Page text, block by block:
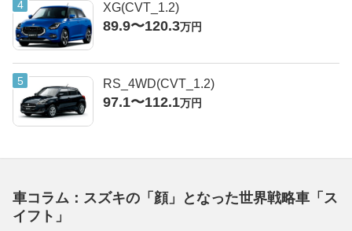
XG(CVT_1.2)
89.9〜120.3万円
RS_4WD(CVT_1.2)
97.1〜112.1万円
車コラム：スズキの「顔」となった世界戦略車「ス
イフト」